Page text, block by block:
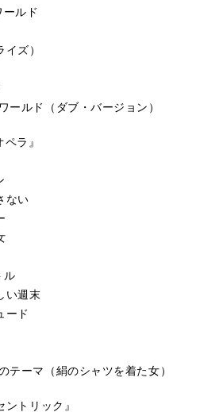
ルド
ズ）
ルド（ダブ・バージョン）
ラ』
ない
ル
い週末
ード
ーマ（絹のシャツを着た女）
トリック』